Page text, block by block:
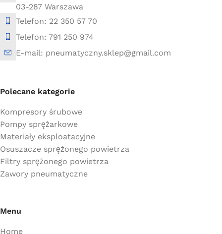
03-287 Warszawa
Telefon: 22 350 57 70
Telefon: 791 250 974
E-mail: pneumatyczny.sklep@gmail.com
Polecane kategorie
Kompresory śrubowe
Pompy sprężarkowe
Materiały eksploatacyjne
Osuszacze sprężonego powietrza
Filtry sprężonego powietrza
Zawory pneumatyczne
Menu
Home